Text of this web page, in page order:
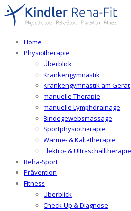
Home
Physiotherapie
Überblick
Krankengymnastik
Krankengymnastik am Gerät
manuelle Therapie
manuelle Lymphdrainage
Bindegewebsmassage
Sportphysiotherapie
Wärme- & Kältetherapie
Elektro- & Ultraschalltherapie
Reha-Sport
Prävention
Fitness
Überblick
Check-Up & Diagnose